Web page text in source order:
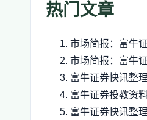
热门文章
市场简报：富牛
市场简报：富牛
富牛证券快讯整
富牛证券投教资
富牛证券快讯整